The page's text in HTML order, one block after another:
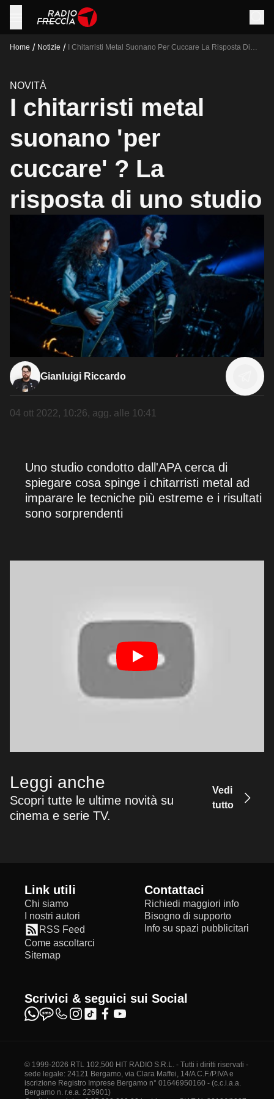
Home / Notizie /
I Chitarristi Metal Suonano Per Cuccare La Risposta Di
NOVITÀ
I chitarristi metal
suonano 'per
cuccare' ? La
risposta di uno studio
Gianluigi Riccardo
04 ott 2022, 10:26, agg. alle 10:41
Uno studio condotto dall'APA cerca di
spiegare cosa spinge i chitarristi metal ad
imparare le tecniche più estreme e i risultati
sono sorprendenti
Leggi anche
Scopri tutte le ultime novità su
cinema e serie TV.
Vedi
tutto
Link utili
Chi siamo
I nostri autori
RSS Feed
Come ascoltarci
Sitemap
Contattaci
Richiedi maggiori info
Bisogno di supporto
Info su spazi pubblicitari
Scrivici & seguici sui Social
© 1999-2026 RTL 102,500 HIT RADIO S.R.L. - Tutti i diritti riservati -
sede legale: 24121 Bergamo, via Clara Maffei, 14/A C.F./P.IVA e
iscrizione Registro Imprese Bergamo n° 01646950160 - (c.c.i.a.a.
Bergamo n. r.e.a. 226901)